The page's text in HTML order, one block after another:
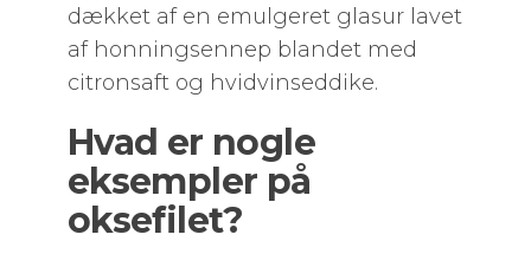
dækket af en emulgeret glasur lavet
af honningsennep blandet med
citronsaft og hvidvinseddike.
Hvad er nogle
eksempler på
oksefilet?